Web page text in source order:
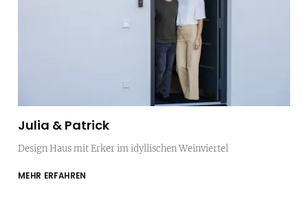
Julia & Patrick
Design Haus mit Erker im idyllischen Weinviertel
MEHR ERFAHREN